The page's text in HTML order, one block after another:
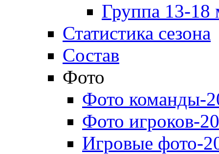
Группа 13-18
Статистика сезона
Состав
Фото
Фото команды-
Фото игроков-
Игровые фото-